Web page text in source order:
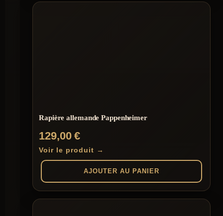
Rapière allemande Pappenheimer
129,00€
Voir le produit →
AJOUTER AU PANIER